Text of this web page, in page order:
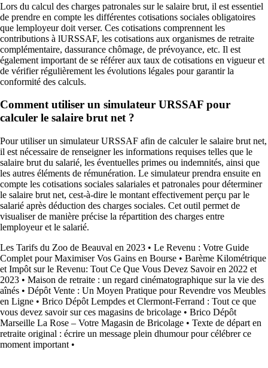
Lors du calcul des charges patronales sur le salaire brut, il est essentiel
de prendre en compte les différentes cotisations sociales obligatoires
que lemployeur doit verser. Ces cotisations comprennent les
contributions à lURSSAF, les cotisations aux organismes de retraite
complémentaire, dassurance chômage, de prévoyance, etc. Il est
également important de se référer aux taux de cotisations en vigueur et
de vérifier régulièrement les évolutions légales pour garantir la
conformité des calculs.
Comment utiliser un simulateur URSSAF pour
calculer le salaire brut net ?
Pour utiliser un simulateur URSSAF afin de calculer le salaire brut net,
il est nécessaire de renseigner les informations requises telles que le
salaire brut du salarié, les éventuelles primes ou indemnités, ainsi que
les autres éléments de rémunération. Le simulateur prendra ensuite en
compte les cotisations sociales salariales et patronales pour déterminer
le salaire brut net, cest-à-dire le montant effectivement perçu par le
salarié après déduction des charges sociales. Cet outil permet de
visualiser de manière précise la répartition des charges entre
lemployeur et le salarié.
Les Tarifs du Zoo de Beauval en 2023 • Le Revenu : Votre Guide
Complet pour Maximiser Vos Gains en Bourse • Barème Kilométrique
et Impôt sur le Revenu: Tout Ce Que Vous Devez Savoir en 2022 et
2023 • Maison de retraite : un regard cinématographique sur la vie des
aînés • Dépôt Vente : Un Moyen Pratique pour Revendre vos Meubles
en Ligne • Brico Dépôt Lempdes et Clermont-Ferrand : Tout ce que
vous devez savoir sur ces magasins de bricolage • Brico Dépôt
Marseille La Rose – Votre Magasin de Bricolage • Texte de départ en
retraite original : écrire un message plein dhumour pour célébrer ce
moment important •